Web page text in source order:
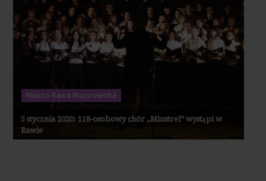
Miasto Rawa Mazowiecka
5 stycznia 2020: 118-osobowy chór „Minstrel” wystąpi w
Rawie